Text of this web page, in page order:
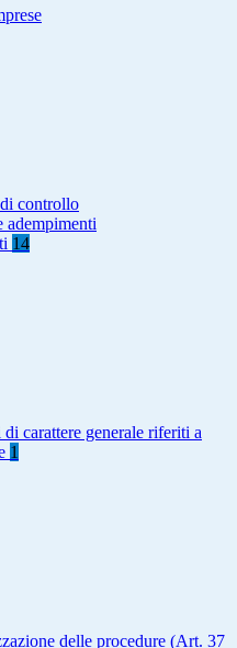
controllo
adempimenti
14
carattere generale riferiti a
1
delle procedure (Art. 37